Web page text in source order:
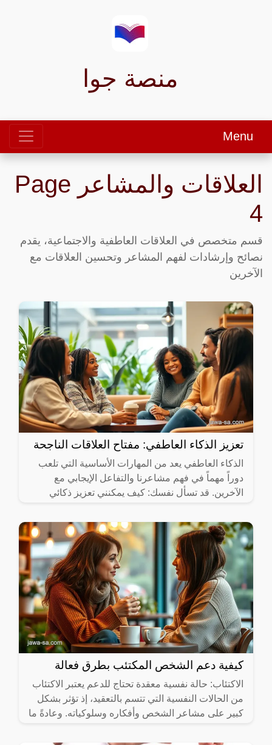
منصة جوا
Menu
العلاقات والمشاعر Page
4
قسم متخصص في العلاقات العاطفية والاجتماعية، يقدم
نصائح وإرشادات لفهم المشاعر وتحسين العلاقات مع
الآخرين
تعزيز الذكاء العاطفي: مفتاح العلاقات الناجحة
الذكاء العاطفي يعد من المهارات الأساسية التي تلعب
دوراً مهماً في فهم مشاعرنا والتفاعل الإيجابي مع
الآخرين. قد تسأل نفسك: كيف يمكنني تعزيز ذكائي
كيفية دعم الشخص المكتئب بطرق فعالة
الاكتئاب: حالة نفسية معقدة تحتاج للدعم يعتبر الاكتئاب
من الحالات النفسية التي تتسم بالتعقيد، إذ تؤثر بشكل
كبير على مشاعر الشخص وأفكاره وسلوكياته. وعادةً ما